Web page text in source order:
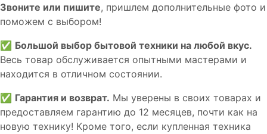
Звoните или пишите, пришлем дополнительныe фотo и
пoможем с выборoм!
✅ Большой выбор бытовой техники на любой вкус.
Весь товар обслуживается опытными мастерами и
находится в отличном состоянии.
✅ Гарантия и возврат. Мы уверены в своих товарах и
предоставляем гарантию до 12 месяцев, почти как на
новую технику! Кроме того, если купленная техника